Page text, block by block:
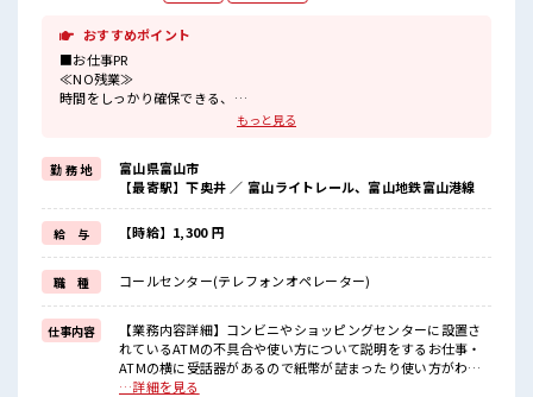
おすすめポイント
■お仕事PR
≪NO残業≫
時間をしっかり確保できる、
≪初めての仕事だけど自分にもできそう≫
新しいことにチャレンジするのは不安だけど、
しっかり働く環境が整っています！
イチからスキルUP・ステップUP目指していきましょう！
≪自分に合った期間で働ける≫
福利厚生が整った派遣のお仕事です！
■職場の雰囲気
休憩室で自分タイム！
のんびりスマホチェック♪
持ち物が多いあなたにもぴったり☆
ロッカー付き職場♪
ピタっと定時退社！
もっと見る
勤 務 地
富山県富山市
【最寄駅】下奥井 ／ 富山ライトレール、富山地鉄富山港線
給 与 【時給】1,300 円
職 種 コールセンター(テレフォンオペレーター)
仕事内容
【業務内容詳細】コンビニやショッピングセンターに設置さ
れているATMの不具合や使い方について説明をするお仕事・
ATMの横に受話器があるので紙幣が詰まったり使い方がわか
らない際に問い合わせがありその対応や回答を行うお仕事
…詳細を見る